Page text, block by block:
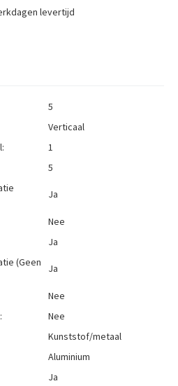
levertijd
5
Verticaal
1
5
Ja
Nee
Ja
(Geen
Ja
Nee
Nee
Kunststof/metaal
Aluminium
Ja